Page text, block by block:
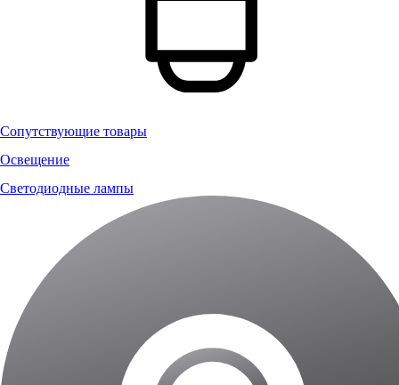
Сопутствующие товары
Освещение
Светодиодные лампы